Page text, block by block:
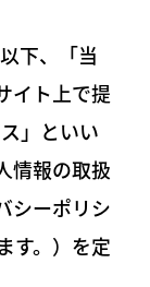
下、「当
イト上で提
」といい
情報の取扱
シーポリシ
す。）を定